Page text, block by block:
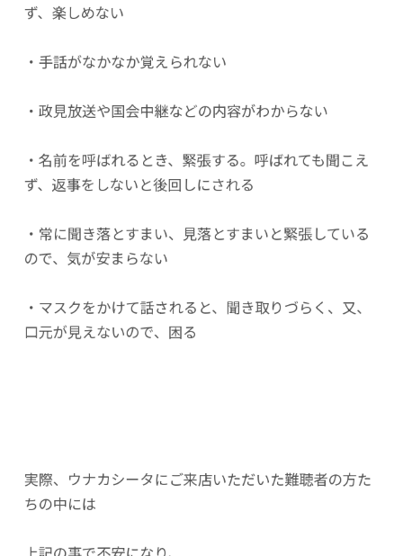
ず、楽しめない
・手話がなかなか覚えられない
・政見放送や国会中継などの内容がわからない
・名前を呼ばれるとき、緊張する。呼ばれても聞こえ
ず、返事をしないと後回しにされる
・常に聞き落とすまい、見落とすまいと緊張している
ので、気が安まらない
・マスクをかけて話されると、聞き取りづらく、又、
口元が見えないので、困る
実際、ウナカシータにご来店いただいた難聴者の方た
ちの中には